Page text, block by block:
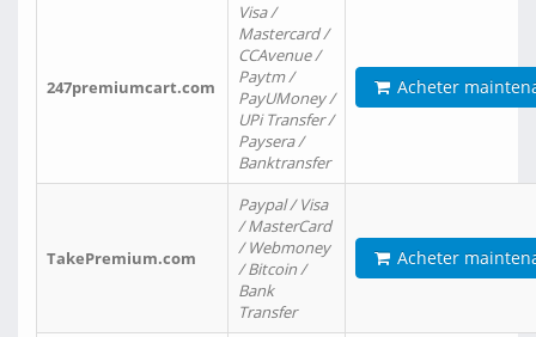
247premiumcart.com
Visa /
Mastercard /
CCAvenue /
Paytm /
PayUMoney /
UPi Transfer /
Paysera /
Banktransfer
Acheter
TakePremium.com
Paypal / Visa
/ MasterCard
/ Webmoney
/ Bitcoin /
Bank
Transfer
Acheter